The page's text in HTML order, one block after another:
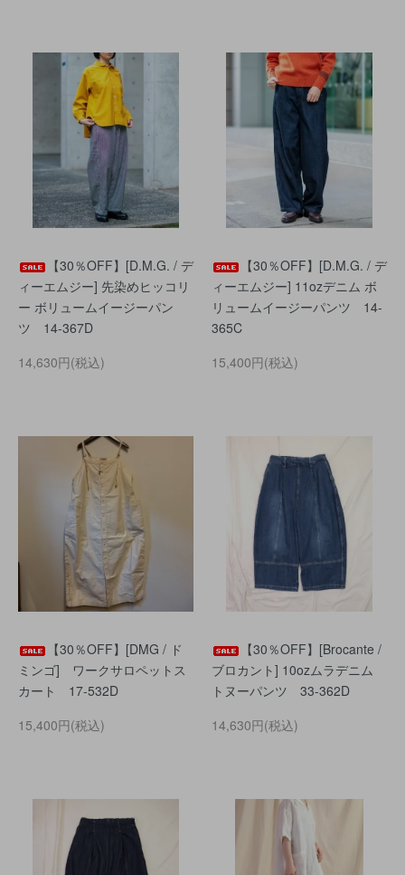
【30％OFF】[D.M.G. / デ
ィーエムジー] 先染めヒッコリ
ー ボリュームイージーパン
ツ 14-367D
14,630円(税込)
【30％OFF】[D.M.G. / デ
ィーエムジー] 11ozデニム ボ
リュームイージーパンツ 14-
365C
15,400円(税込)
【30％OFF】[DMG / ド
ミンゴ] ワークサロペットス
カート 17-532D
15,400円(税込)
【30％OFF】[Brocante /
ブロカント] 10ozムラデニム
トヌーパンツ 33-362D
14,630円(税込)